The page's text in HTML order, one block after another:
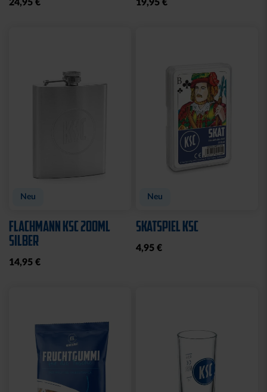
24,95 € 19,95 €
Neu
FLACHMANN KSC 200ML
SILBER
14,95 €
Neu
SKATSPIEL KSC
4,95 €